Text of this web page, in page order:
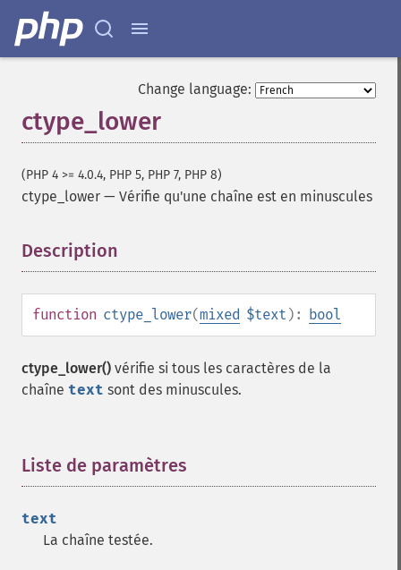
Change language:
ctype_lower
(PHP 4 >= 4.0.4, PHP 5, PHP 7, PHP 8)
ctype_lower — Vérifie qu'une chaîne est en minuscules
Description
function ctype_lower(mixed $text ): bool
ctype_lower() vérifie si tous les caractères de la
chaîne text sont des minuscules.
Liste de paramètres
text
La chaîne testée.